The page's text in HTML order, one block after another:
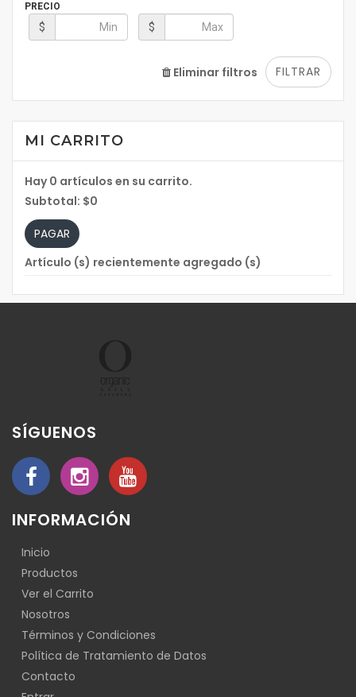
PRECIO
$ $
FILTRAR
Eliminar filtros
MI CARRITO
Hay0 artículos en su carrito.
Subtotal: $0
PAGAR
Artículo (s) recientemente agregado (s)
SÍGUENOS
INFORMACIÓN
Inicio
Productos
Ver el Carrito
Nosotros
Términos y Condiciones
Política de Tratamiento de Datos
Contacto